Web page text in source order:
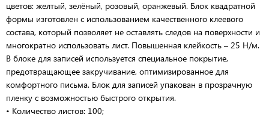
цветов: желтый, зелёный, розовый, оранжевый. Блок квадратной
формы изготовлен с использованием качественного клеевого
состава, который позволяет не оставлять следов на поверхности и
многократно использовать лист. Повышенная клейкость – 25 Н/м.
В блоке для записей используется специальное покрытие,
предотвращающее закручивание, оптимизированное для
комфортного письма. Блок для записей упакован в прозрачную
пленку с возможностью быстрого открытия.
• Количество листов: 100;